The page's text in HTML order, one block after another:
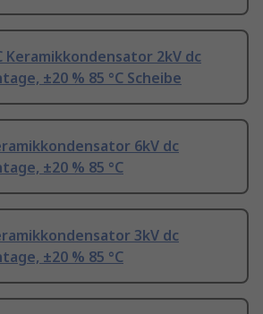
Keramikkondensator 2kV dc
±20 % 85 °C Scheibe
6kV dc
±20 % 85 °C
3kV dc
±20 % 85 °C